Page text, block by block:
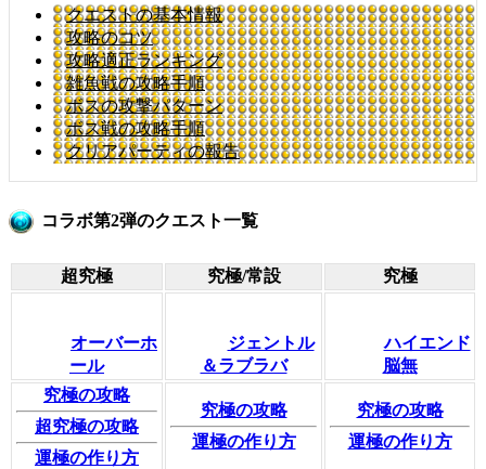
クエストの基本情報
攻略のコツ
攻略適正ランキング
雑魚戦の攻略手順
ボスの攻撃パターン
ボス戦の攻略手順
クリアパーティの報告
コラボ第2弾のクエスト一覧
超究極 究極/常設 究極
オーバーホ
ール
ジェントル
＆ラブラバ
ハイエンド
脳無
究極の攻略
超究極の攻略
運極の作り方
究極の攻略
運極の作り方
究極の攻略
運極の作り方